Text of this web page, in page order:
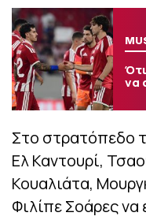
να
Στο στρατόπεδο
Ελ Καντουρί,
Κουαλιάτα,
Φιλίπε Σοάρες να